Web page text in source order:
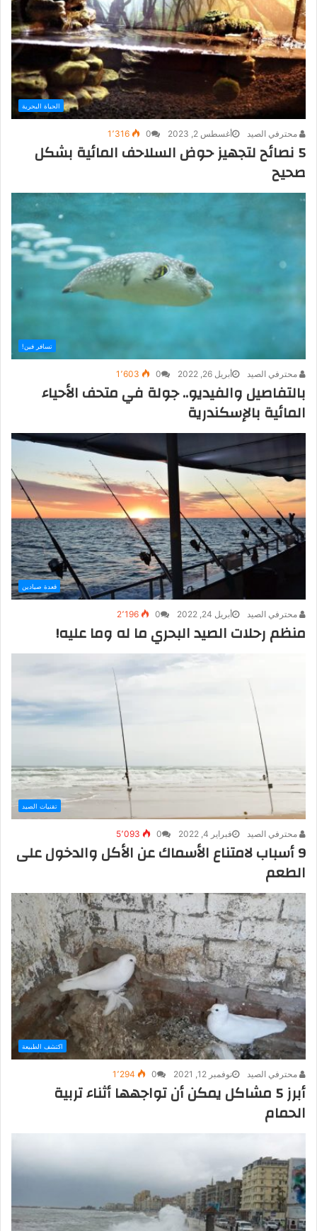
الحياة البحرية
محترفي الصيد أغسطس 2, 2023 0 1٬316
5 نصائح لتجهيز حوض السلاحف المائية بشكل
صحيح
تسافر فين!
محترفي الصيد أبريل 26, 2022 0 1٬603
بالتفاصيل والفيديو.. جولة في متحف الأحياء
المائية بالإسكندرية
قعدة صيادين
محترفي الصيد أبريل 24, 2022 0 2٬196
منظم رحلات الصيد البحري ما له وما عليه!
تقنيات الصيد
محترفي الصيد فبراير 4, 2022 0 5٬093
9 أسباب لامتناع الأسماك عن الأكل والدخول على
الطعم
اكتشف الطبيعة
محترفي الصيد نوفمبر 12, 2021 0 1٬294
أبرز 5 مشاكل يمكن أن تواجهها أثناء تربية
الحمام